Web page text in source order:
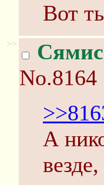
Вот
>>
No.8164
А